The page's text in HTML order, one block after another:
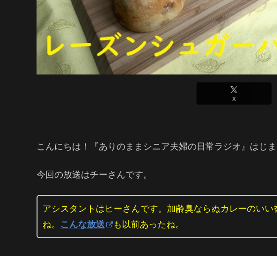
X
こんにちは！『ありのままシニア夫婦の日常ラジオ』はじま
今回の放送はチーさんです。
アシスタントはヒーさんです。加齢臭ならぬカレーのいい
ね。 こんな放送 も以前あったね。